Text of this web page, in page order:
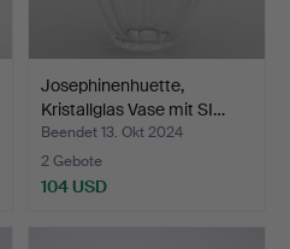
Josephinenhuette,
Kristallglas Vase mit SI…
Beendet 13. Okt 2024
2 Gebote
104 USD